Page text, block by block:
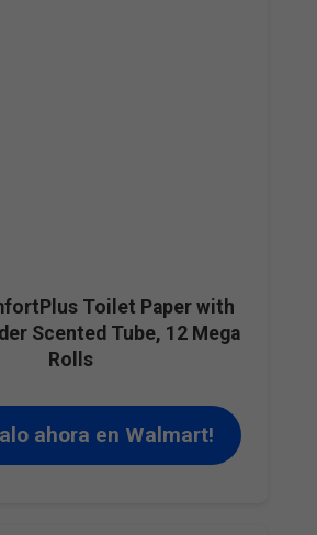
Toilet Paper with
Scented Tube, 12 Mega
Rolls
ahora en Walmart!